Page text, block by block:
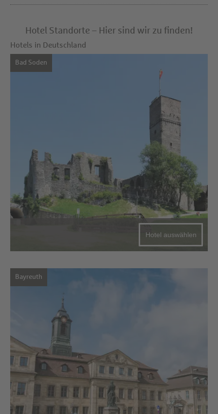
Hotel Standorte – Hier sind wir zu finden!
Hotels in Deutschland
Bad Soden
Hotel auswählen
Bayreuth